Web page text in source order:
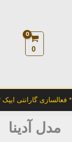
0
* فعالسازی گارانتی ایپک
مدل آدینا